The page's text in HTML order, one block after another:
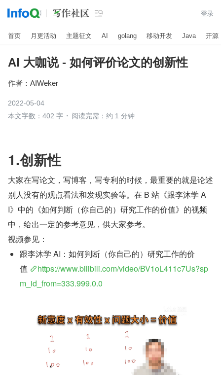
 登录
首页 月更活动 主题征文 AI golang 移动开发 Java 开源
AI 大咖说 - 如何评价论文的创新性
作者： AIWeker
2022-05-04
本文字数：402 字
阅读完需：约 1 分钟
1.创新性
大家在写论文，写博客，写专利的时候，最重要的就是论述
别人没有的观点看法和发现实验等。在 B 站《跟李沐学 A
I》中的《如何判断（你自己的）研究工作的价值》的视频
中，给出一定的参考意见，供大家参考。
视频参见：
跟李沐学 AI：如何判断（你自己的）研究工作的价
值
https://www.bilibili.com/video/BV1oL411c7Us?sp
m_id_from=333.999.0.0